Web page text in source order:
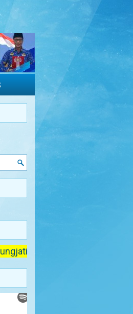
telah membuka pendaftaran